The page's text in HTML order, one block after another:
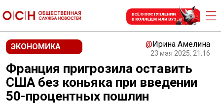
ЭКОНОМИКА @Ирина Амелина
23 мая 2025, 21:16
Франция пригрозила оставить
США без коньяка при введении
50-процентных пошлин